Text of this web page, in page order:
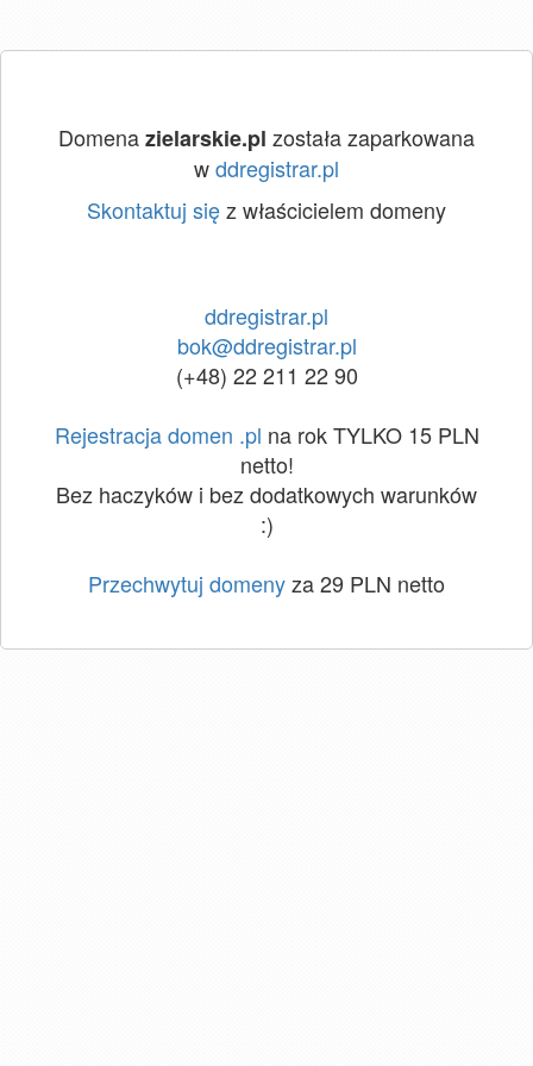
Domenazielarskie.pl została zaparkowana
wddregistrar.pl
Skontaktuj sięz właścicielem domeny
ddregistrar.pl
bok@ddregistrar.pl
(+48) 22 211 22 90
Rejestracja domen .pl na rok TYLKO 15 PLN
netto!
Bez haczyków i bez dodatkowych warunków
:)
Przechwytuj domenyza 29 PLN netto